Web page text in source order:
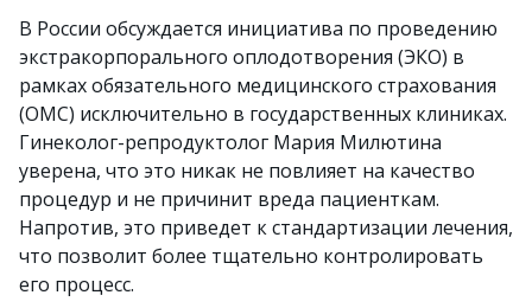
В России обсуждается инициатива по проведению
экстракорпорального оплодотворения (ЭКО) в
рамках обязательного медицинского страхования
(ОМС) исключительно в государственных клиниках.
Гинеколог-репродуктолог Мария Милютина
уверена, что это никак не повлияет на качество
процедур и не причинит вреда пациенткам.
Напротив, это приведет к стандартизации лечения,
что позволит более тщательно контролировать
его процесс.